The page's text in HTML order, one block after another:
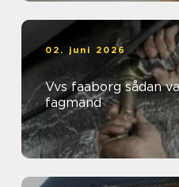
02. juni 2026
Vvs faaborg sådan vælger du den rigtige
fagmand